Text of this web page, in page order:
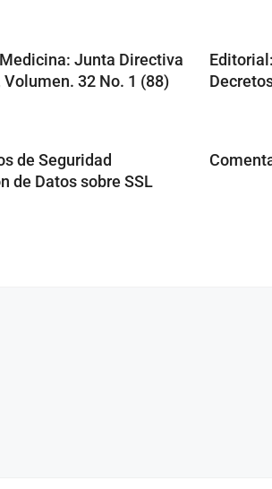
Junta Directiva
32 No. 1 (88)
de Seguridad
de Datos sobre SSL